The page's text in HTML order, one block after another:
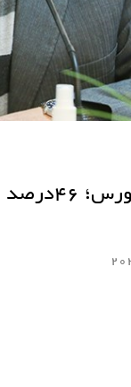
زنگ خطر